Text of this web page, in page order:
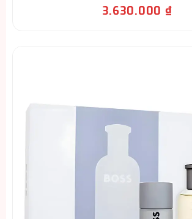
3.630.000 ₫